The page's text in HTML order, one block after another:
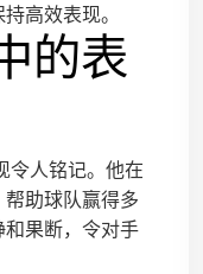
高效表现。
的表
令人铭记。他在
助球队赢得多
果断，令对手